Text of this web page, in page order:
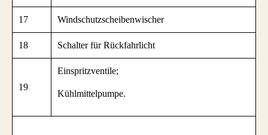
17 Windschutzscheibenwischer
18 Schalter für Rückfahrlicht
19
Einspritzventile;
Kühlmittelpumpe.